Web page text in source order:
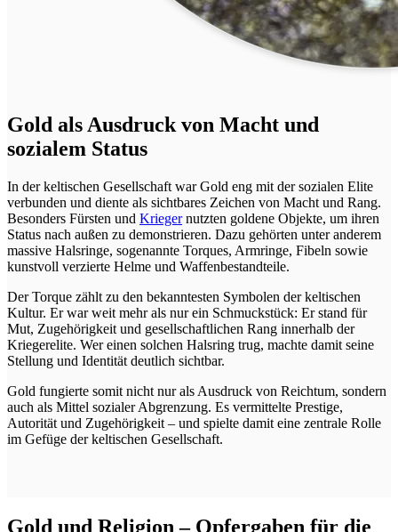
Gold als Ausdruck von Macht und
sozialem Status
In der keltischen Gesellschaft war Gold eng mit der sozialen Elite
verbunden und diente als sichtbares Zeichen von Macht und Rang.
Besonders Fürsten und Kriegernutzten goldene Objekte, um ihren
Status nach außen zu demonstrieren. Dazu gehörten unter anderem
massive Halsringe, sogenannte Torques, Armringe, Fibeln sowie
kunstvoll verzierte Helme und Waffenbestandteile.
Der Torque zählt zu den bekanntesten Symbolen der keltischen
Kultur. Er war weit mehr als nur ein Schmuckstück: Er stand für
Mut, Zugehörigkeit und gesellschaftlichen Rang innerhalb der
Kriegerelite. Wer einen solchen Halsring trug, machte damit seine
Stellung und Identität deutlich sichtbar.
Gold fungierte somit nicht nur als Ausdruck von Reichtum, sondern
auch als Mittel sozialer Abgrenzung. Es vermittelte Prestige,
Autorität und Zugehörigkeit – und spielte damit eine zentrale Rolle
im Gefüge der keltischen Gesellschaft.
Gold und Religion – Opfergaben für die